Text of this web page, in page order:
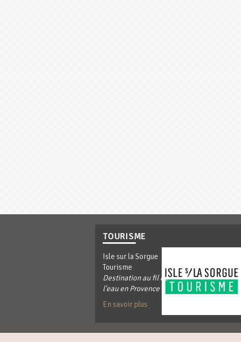
TOURISME
Isle sur la Sorgue
Tourisme
Destination au fil de
l'eau en Provence
En savoir plus